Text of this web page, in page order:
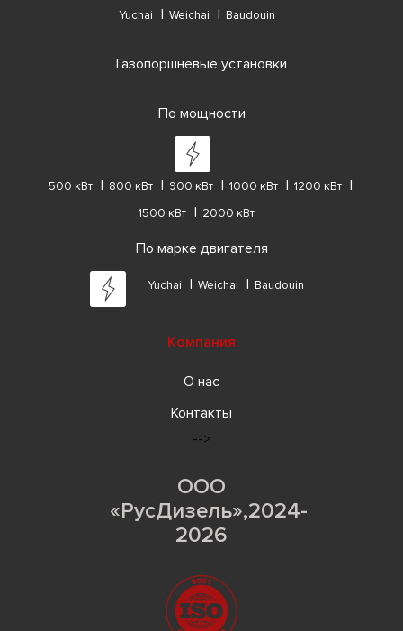
Yuchai
Weichai Baudouin
Газопоршневые установки
По мощности
500 кВт 800 кВт 900 кВт 1000 кВт
1200 кВт
1500 кВт
2000 кВт
По марке двигателя
Yuchai Weichai Baudouin
Компания
О нас
Контакты
-->
ООО
«РусДизель»,2024-
2026